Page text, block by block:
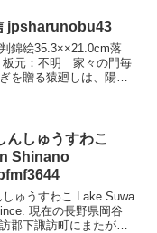
助妹さへだとみられる
の...
jpsharunobu43
錦絵35.3××21.0cm落
板元：不明 家々の門毎
を贈る猿廻しは、陽気
んしゅうすわこ
Shinano
ゅうすわこ Lake Suwa
現在の長野県岡谷
郡下諏訪町にまたがる